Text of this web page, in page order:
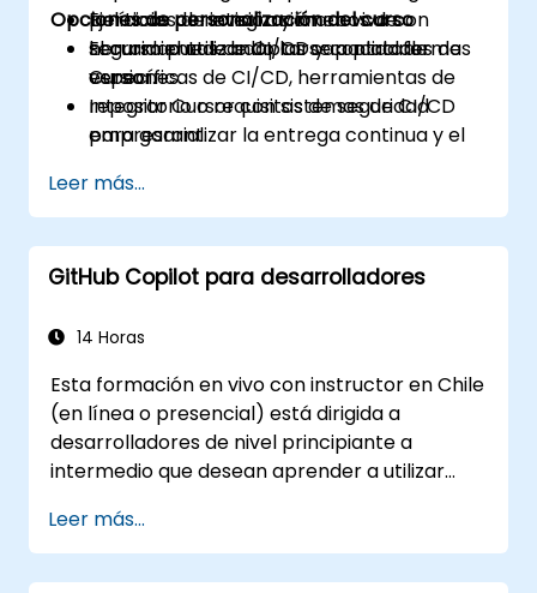
políticas de revisión y marcos de
seguridad utilizando las capacidades de
Cursor.
Integrar Cursor con sistemas de CI/CD
para garantizar la entrega continua y el
consistentes.
Ejercicios de integración en vivo con
herramientas de CI/CD y control de
versiones.
Opciones de personalización del curso
El curso puede adaptarse a plataformas
específicas de CI/CD, herramientas de
repositorio o requisitos de seguridad
empresarial.
Leer más...
GitHub Copilot para desarrolladores
14 Horas
Esta formación en vivo con instructor en Chile
(en línea o presencial) está dirigida a
desarrolladores de nivel principiante a
intermedio que desean aprender a utilizar
Copilot dentro de flujos de trabajo de
desarrollo modernos.
Leer más...